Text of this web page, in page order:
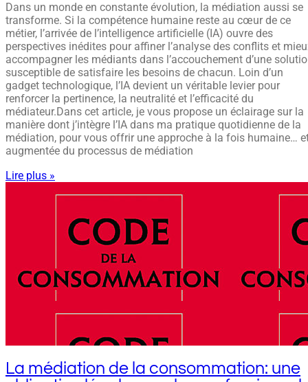
Dans un monde en constante évolution, la médiation aussi se
transforme. Si la compétence humaine reste au cœur de ce
métier, l’arrivée de l’intelligence artificielle (IA) ouvre des
perspectives inédites pour affiner l’analyse des conflits et
accompagner les médiants dans l’accouchement d’une
susceptible de satisfaire les besoins de chacun. Loin d’un
gadget technologique, l’IA devient un véritable levier pour
renforcer la pertinence, la neutralité et l’efficacité du
médiateur.Dans cet article, je vous propose un éclairage sur la
manière dont j’intègre l’IA dans ma pratique quotidienne de la
médiation, pour vous offrir une approche à la fois humaine…
augmentée du processus de médiation
Lire plus »
La médiation de la consommation: une